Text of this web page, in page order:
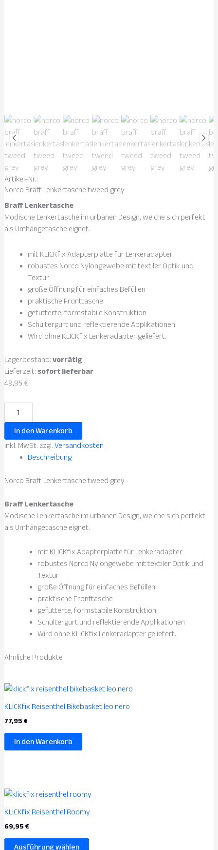
Artikel-Nr.:
Norco Braff Lenkertasche tweed grey
Braff Lenkertasche
Modische Lenkertasche im urbanen Design, welche sich perfekt
als Umhängetasche eignet.
mit KLICKfix Adapterplatte für Lenkeradapter
robustes Norco Nylongewebe mit textiler Optik und
Textur
große Öffnung für einfaches Befüllen
praktische Fronttasche
gefütterte, formstabile Konstruktion
Schultergurt und reflektierende Applikationen
Wird ohne KLICKfix Lenkeradapter geliefert.
Lagerbestand: vorrätig
Lieferzeit: sofort lieferbar
49,95 €
In den Warenkorb
inkl. MwSt. zzgl. Versandkosten
Beschreibung
Norco Braff Lenkertasche tweed grey
Braff Lenkertasche
Modische Lenkertasche im urbanen Design, welche sich perfekt
als Umhängetasche eignet.
mit KLICKfix Adapterplatte für Lenkeradapter
robustes Norco Nylongewebe mit textiler Optik und
Textur
große Öffnung für einfaches Befüllen
praktische Fronttasche
gefütterte, formstabile Konstruktion
Schultergurt und reflektierende Applikationen
Wird ohne KLICKfix Lenkeradapter geliefert.
Ähnliche Produkte
KLICKfix Reisenthel Bikebasket leo nero
77,95 €
In den Warenkorb
KLICKfix Reisenthel Roomy
69,95 €
Ausführung wählen
Dieses
weist
Varianten